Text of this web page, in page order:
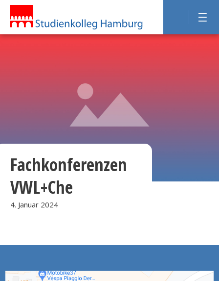
Fachkonferenzen
VWL+Che
4. Januar 2024